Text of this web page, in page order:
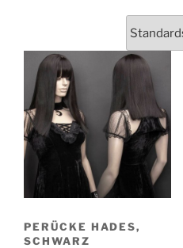
PERÜCKE HADES,
SCHWARZ